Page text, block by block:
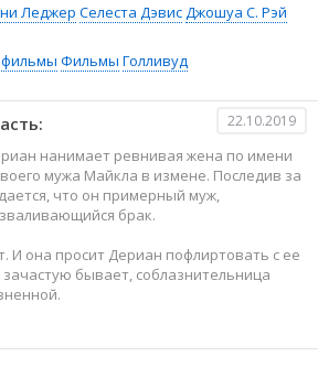
Леджер Селеста ДэвисДжошуа С. Рэй
Фильмы Голливуд
22.10.2019
нанимает ревнивая жена по имени
мужа Майкла в измене. Последив за
что он примерный муж,
брак.
И она просит Дериан пофлиртовать с ее
бывает, соблазнительница